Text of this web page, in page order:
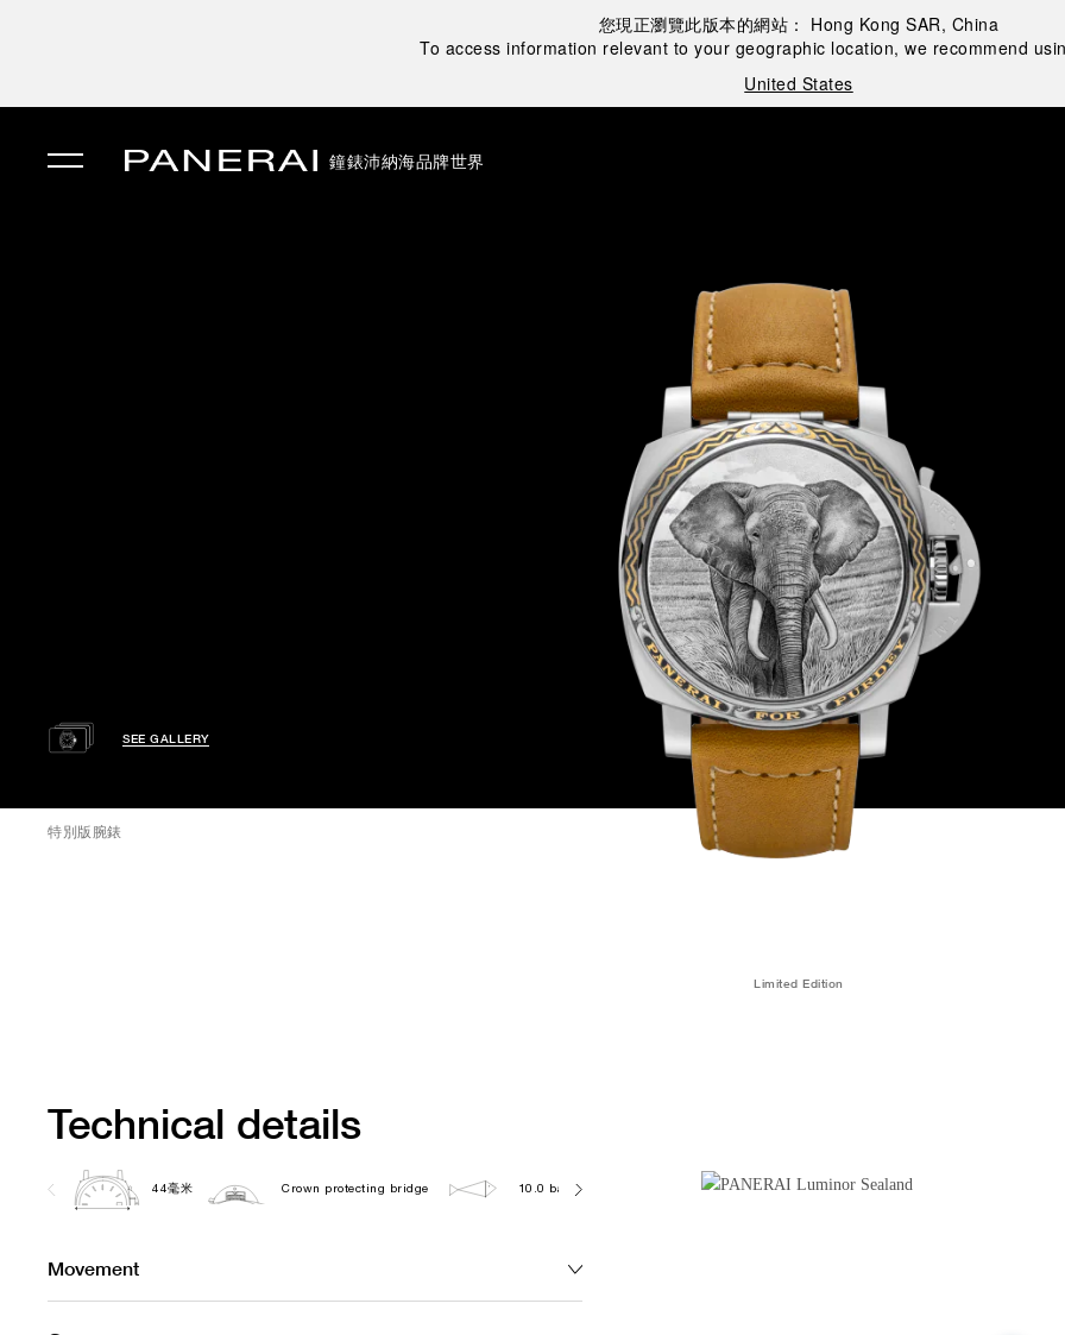
您現正瀏覽此版本的網站： Hong Kong SAR, China
To access information relevant to your geographic location, we recommend
United States
鐘錶沛納海品牌世界
SEE GALLERY
特別版腕錶
Limited Edition
Technical details
44毫米 Crown protecting bridge 10.0 bar (~100.0 metres) P9000 278.9G
Movement